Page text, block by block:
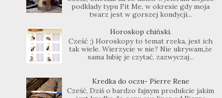
podkłady typu Fit Me, w okresie gdy moja
twarz jest w gorszej kondycji...
Horoskop chiński.
Cześć ;) Horoskopy to temat rzeka, jest ich
tak wiele. Wierzycie w nie? Nie ukrywam,że
sama lubię je czytać, zazwyczaj...
Kredka do oczu- Pierre Rene
Cześć, Dziś o bardzo fajnym produkcie jakim